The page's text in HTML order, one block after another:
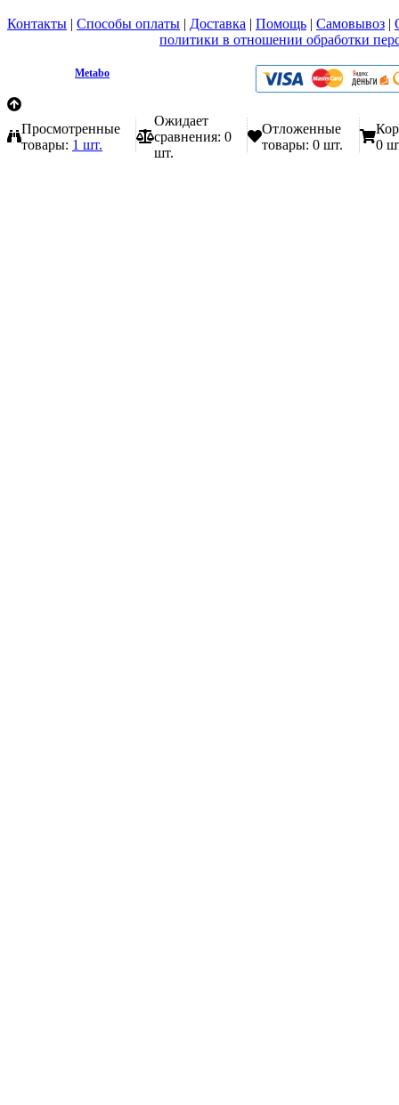
Контакты | Способы оплаты | Доставка | Помощь | Самовывоз |
политики в отношении обработки
Metabo
Просмотренные
товары: 1 шт.
Ожидает
сравнения: 0
шт.
Отложенные
товары: 0 шт.
0